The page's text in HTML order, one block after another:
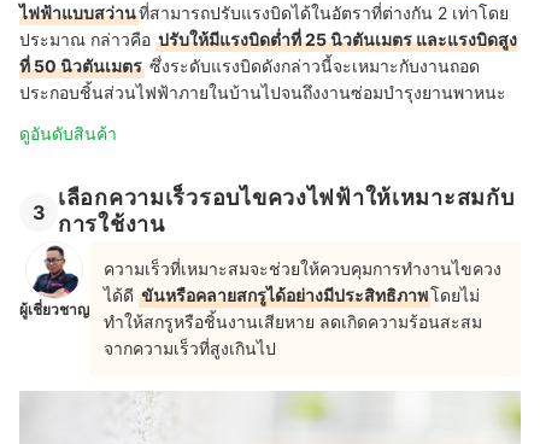
ไฟฟ้าแบบสว่านที่สามารถปรับแรงบิดได้ในอัตราที่ต่างกัน 2 เท่าโดย
ประมาณ กล่าวคือ ปรับให้มีแรงบิดต่ำที่ 25 นิวตันเมตร และแรงบิดสูง
ที่ 50 นิวตันเมตร ซึ่งระดับแรงบิดดังกล่าวนี้จะเหมาะกับงานถอด
ประกอบชิ้นส่วนไฟฟ้าภายในบ้านไปจนถึงงานซ่อมบำรุงยานพาหนะ
ดูอันดับสินค้า
3
เลือกความเร็วรอบไขควงไฟฟ้าให้เหมาะสมกับ
การใช้งาน
ผู้เชี่ยวชาญ
ความเร็วที่เหมาะสมจะช่วยให้ควบคุมการทำงานไขควง
ได้ดี ขันหรือคลายสกรูได้อย่างมีประสิทธิภาพโดยไม่
ทำให้สกรูหรือชิ้นงานเสียหาย ลดเกิดความร้อนสะสม
จากความเร็วที่สูงเกินไป